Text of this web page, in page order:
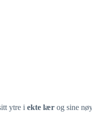
ytre i ekte lær og sine